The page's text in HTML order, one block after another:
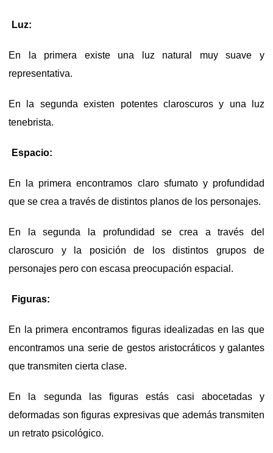
Luz:
En la primera existe una luz natural muy suave y
representativa.
En la segunda existen potentes claroscuros y una luz
tenebrista.
Espacio:
En la primera encontramos claro sfumato y profundidad
que se crea a través de distintos planos de los personajes.
En la segunda la profundidad se crea a través del
claroscuro y la posición de los distintos grupos de
personajes pero con escasa preocupación espacial.
Figuras:
En la primera encontramos figuras idealizadas en las que
encontramos una serie de gestos aristocráticos y galantes
que transmiten cierta clase.
En la segunda las figuras estás casi abocetadas y
deformadas son figuras expresivas que además transmiten
un retrato psicológico.